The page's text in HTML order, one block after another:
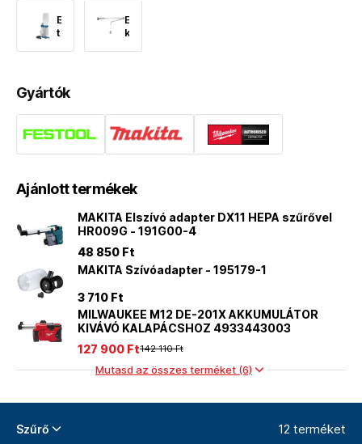
Elszívó
turbinák
Elszívó
karok
Gyártók
Ajánlott termékek
MAKITA Elszívó adapter DX11 HEPA szűrővel
HR009G - 191G00-4
48 850 Ft
MAKITA Szívóadapter - 195179-1
3 710 Ft
MILWAUKEE M12 DE-201X AKKUMULÁTOR
KIVÁVÓ KALAPÁCSHOZ 4933443003
142 110 Ft
127 900 Ft
Mutasd az összes terméket (6)
Szűrő 12 terméket